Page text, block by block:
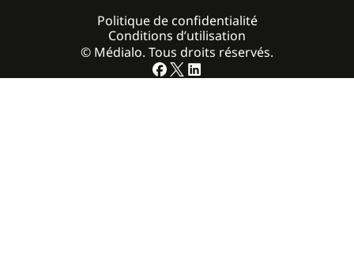
© Médialo. Tous droits réservés.
Politique de confidentialité
Conditions d’utilisation